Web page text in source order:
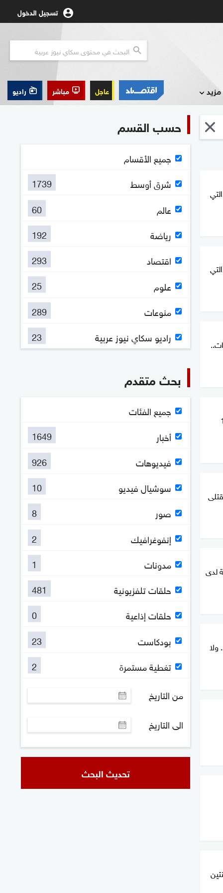
تسجيل الدخول
مزيد عاجل مباشر راديو
19
لدى
ولا
حسب القسم
جميع الأقسام
شرق أوسط
1739
عالم
60
رياضة
192
اقتصاد
293
علوم
25
منوعات
289
راديو سكاي نيوز عربية
23
بحث متقدم
جميع الفئات
أخبار
1649
فيديوهات
926
سوشيال فيديو
10
صور
8
إنفوغرافيك
2
مدونات
1
حلقات تلفزيونية
481
حلقات إذاعية
0
بودكاست
23
تغطية مستمرة
2
من التاريخ
الى التاريخ
تحديث البحث